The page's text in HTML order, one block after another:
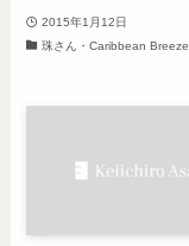
2015年1月12日
珠さん・Caribbean Breeze